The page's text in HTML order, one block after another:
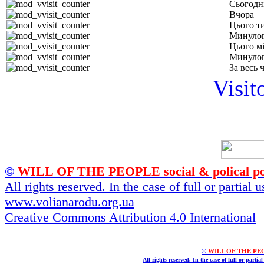
Вчора
Цього
Цього
За весь
© WILL OF THE PEOPLE social & polical
All rights reserved. In the case of full or partial
www.volianarodu.org.ua
Creative Commons Attribution 4.0 International
© WILL OF THE
All rights reserved. In the case of full or